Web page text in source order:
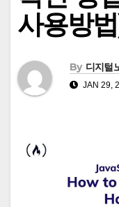
사용방
By 디지털
JAN 29,